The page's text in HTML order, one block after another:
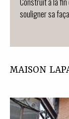
souligner sa
MAISON